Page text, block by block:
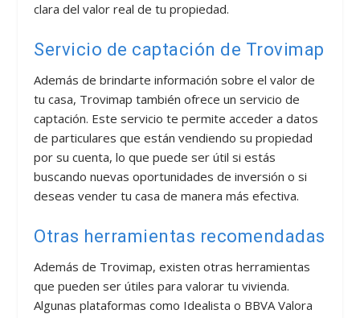
clara del valor real de tu propiedad.
Servicio de captación de Trovimap
Además de brindarte información sobre el valor de
tu casa, Trovimap también ofrece un servicio de
captación. Este servicio te permite acceder a datos
de particulares que están vendiendo su propiedad
por su cuenta, lo que puede ser útil si estás
buscando nuevas oportunidades de inversión o si
deseas vender tu casa de manera más efectiva.
Otras herramientas recomendadas
Además de Trovimap, existen otras herramientas
que pueden ser útiles para valorar tu vivienda.
Algunas plataformas como Idealista o BBVA Valora